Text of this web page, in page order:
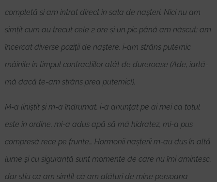
completă și am intrat direct in sala de nașteri. Nici nu am
simțit cum au trecut cele 2 ore și un pic până am născut: am
încercat diverse poziții de naștere, i-am strâns puternic
mâinile în timpul contracțiilor atât de dureroase (Ade, iartă-
mă dacă te-am strâns prea puternic!).
M-a liniștit și m-a îndrumat, i-a anunțat pe ai mei ca totul
este în ordine, mi-a adus apă să mă hidratez, mi-a pus
compresă rece pe frunte… Hormonii nașterii m-au dus în altă
lume și cu siguranță sunt momente de care nu îmi amintesc,
dar știu ca am simțit că am alături de mine persoana